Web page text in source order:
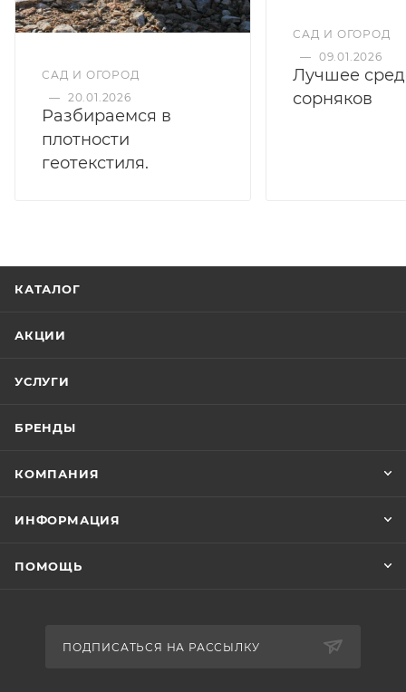
САД И ОГОРОД
— 20.01.2026
Разбираемся в
плотности
геотекстиля.
САД И ОГОРОД
— 09.01.2026
Лучшее
сорняков
КАТАЛОГ
АКЦИИ
УСЛУГИ
БРЕНДЫ
КОМПАНИЯ
ИНФОРМАЦИЯ
ПОМОЩЬ
ПОДПИСАТЬСЯ НА РАССЫЛКУ